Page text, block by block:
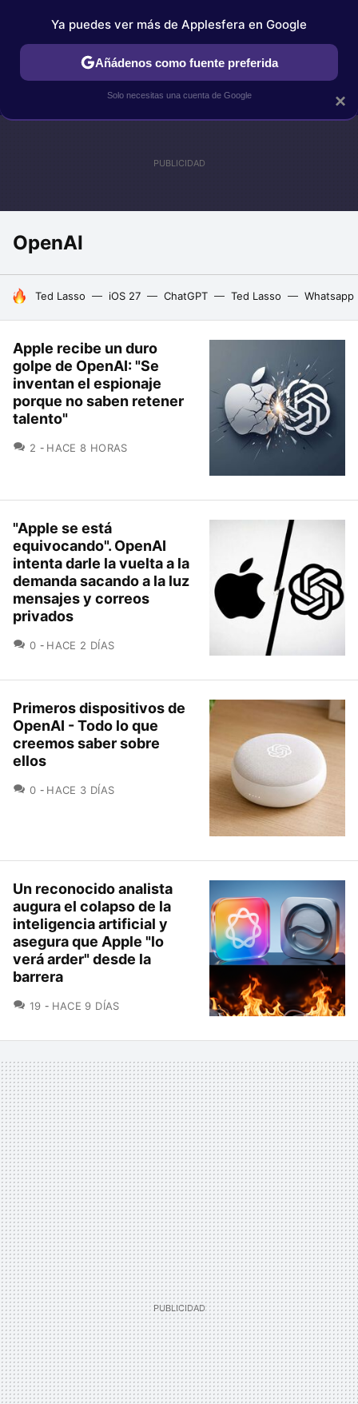
IPHONE TUTORIALES APPLESFERA SELECCIÓN
OpenAI
HOY SE HABLA DE
Ted Lasso iOS 27 ChatGPT Ted Lasso Whatsapp
Apple recibe un duro
golpe de OpenAI: "Se
inventan el espionaje
porque no saben retener
talento"
2 COMENTARIOS
HACE 8 HORAS
"Apple se está
equivocando". OpenAI
intenta darle la vuelta a la
demanda sacando a la luz
mensajes y correos
privados
0 COMENTARIOS
HACE 2 DÍAS
Primeros dispositivos de
OpenAI - Todo lo que
creemos saber sobre
ellos
0 COMENTARIOS
HACE 3 DÍAS
Un reconocido analista
augura el colapso de la
inteligencia artificial y
asegura que Apple "lo
verá arder" desde la
barrera
19 COMENTARIOS
HACE 9 DÍAS
×
Ya puedes ver más de Applesfera en Google
Añádenos como fuente preferida
Solo necesitas una cuenta de Google